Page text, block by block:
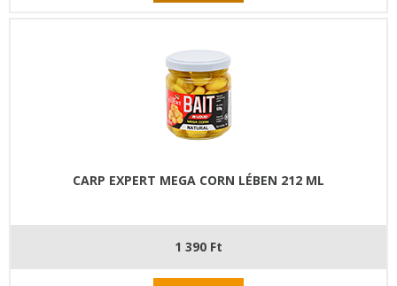
CARP EXPERT MEGA CORN LÉBEN 212 ML
1 390 Ft